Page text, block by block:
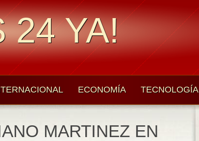
24 YA!
ECONOMÍA TECNOLOGÍA
MARTINEZ EN